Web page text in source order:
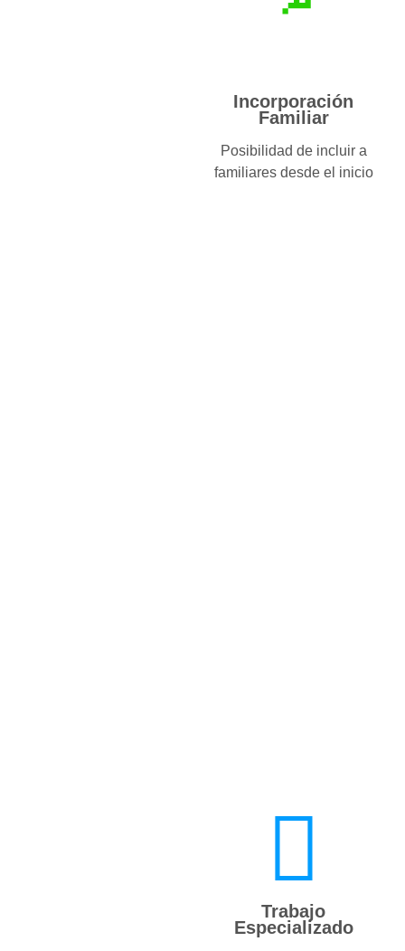
Incorporación
Familiar
Posibilidad de incluir a
familiares desde el inicio
Trabajo
Especializado